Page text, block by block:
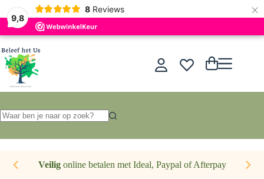
9,8
8 Reviews ×
Ga
naar
de
inhoud
Winkelwagen
resultaten
Veiligonline betalen met Ideal, Paypal of Afterpay